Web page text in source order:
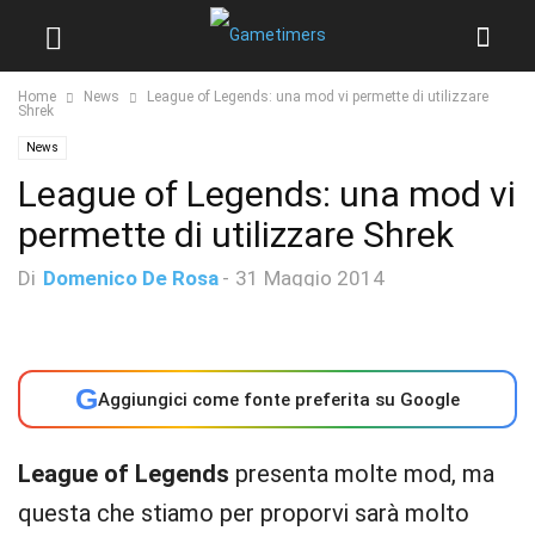
Home News
League of Legends: una mod vi permette di utilizzare
Shrek
News
League of Legends: una mod vi
permette di utilizzare Shrek
Di Domenico De Rosa - 31 Maggio 2014
GAggiungici come fonte preferita su Google
League of Legends presenta molte mod, ma
questa che stiamo per proporvi sarà molto